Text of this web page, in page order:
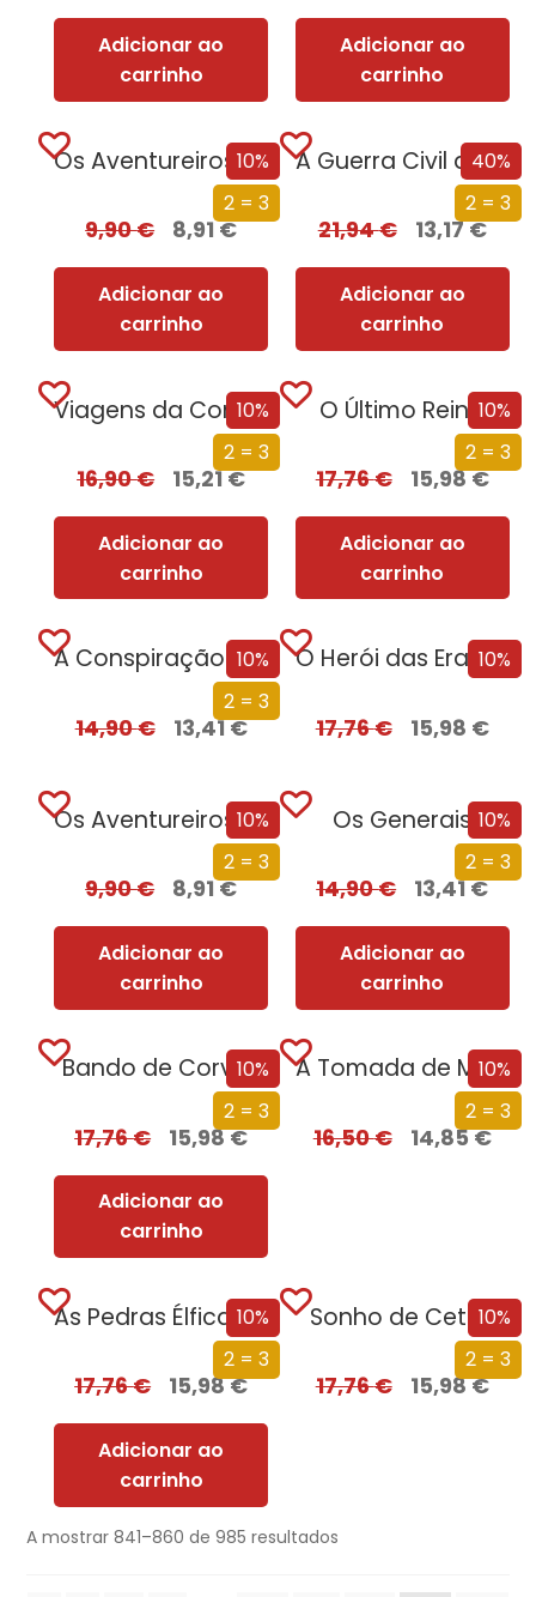
Adicionar ao
carrinho
Adicionar ao
carrinho
10%
2 = 3
Os Aventureiros – No Rio Subterrâneo
9,90€ 8,91€
Adicionar ao
carrinho
40%
2 = 3
A Guerra Civil de Espanha
21,94€ 13,17€
Adicionar ao
carrinho
10%
2 = 3
Viagens da Comida Saudável
16,90€ 15,21€
Adicionar ao
carrinho
10%
2 = 3
O Último Reino
17,76€ 15,98€
Adicionar ao
carrinho
10%
2 = 3
A Conspiração de Papel
14,90€ 13,41€
10%
O Herói das Eras – Parte II
17,76€ 15,98 €
10%
2 = 3
Os Aventureiros – Na Gruta do Tesouro
9,90€ 8,91€
Adicionar ao
carrinho
10%
2 = 3
Os Generais
14,90€ 13,41€
Adicionar ao
carrinho
10%
2 = 3
Bando de Corvos
17,76€ 15,98€
Adicionar ao
carrinho
10%
2 = 3
A Tomada de Madrid
16,50€ 14,85€
10%
2 = 3
As Pedras Élficas de Shannara
17,76€ 15,98€
Adicionar ao
carrinho
10%
2 = 3
Sonho de Cetim
17,76€ 15,98€
A mostrar 841–860 de 985 resultados